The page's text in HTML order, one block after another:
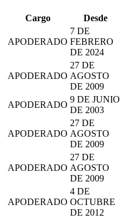
Cargo
Desde
APODERADO
7 DE
FEBRERO
DE 2024
APODERADO
27 DE
AGOSTO
DE 2009
APODERADO
9 DE JUNIO
DE 2003
APODERADO
27 DE
AGOSTO
DE 2009
APODERADO
27 DE
AGOSTO
DE 2009
APODERADO
4 DE
OCTUBRE
DE 2012